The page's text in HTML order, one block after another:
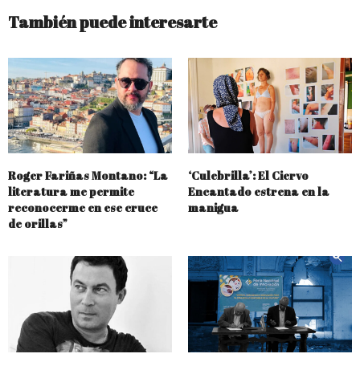
También puede interesarte
Roger Fariñas Montano: “La
literatura me permite
reconocerme en ese cruce
de orillas”
‘Culebrilla’: El Ciervo
Encantado estrena en la
manigua